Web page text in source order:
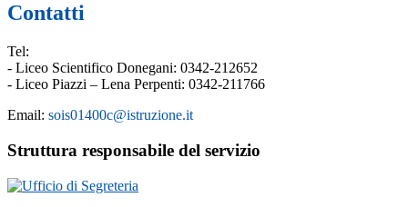
Contatti
Tel:
- Liceo Scientifico Donegani: 0342-212652
- Liceo Piazzi – Lena Perpenti: 0342-211766
Email: sois01400c@istruzione.it
Struttura responsabile del servizio